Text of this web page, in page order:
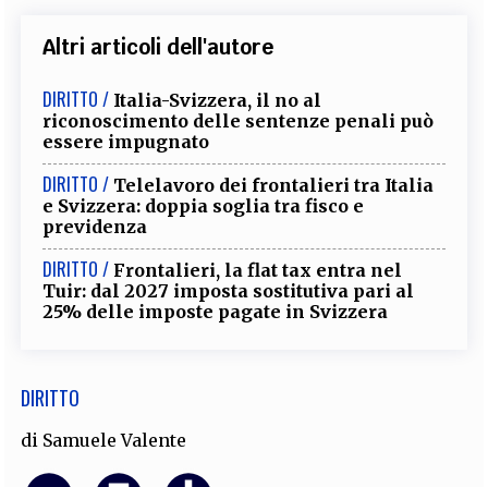
Altri articoli dell'autore
DIRITTO / Italia-Svizzera, il no al
riconoscimento delle sentenze penali può
essere impugnato
DIRITTO / Telelavoro dei frontalieri tra Italia
e Svizzera: doppia soglia tra fisco e
previdenza
DIRITTO / Frontalieri, la flat tax entra nel
Tuir: dal 2027 imposta sostitutiva pari al
25% delle imposte pagate in Svizzera
DIRITTO
di Samuele Valente